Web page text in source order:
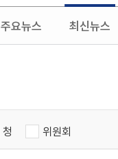
주요뉴스 최신뉴스
청 위원회